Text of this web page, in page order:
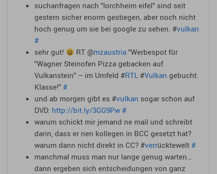
suchanfragen nach "lorchheim eifel" sind seit
gestern sicher enorm gestiegen, aber noch nicht
hoch genug um sie bei google zu sehen. #vulkan
#
sehr gut!
RT @mzaustria "Werbespot für
"Wagner Steinofen Pizza gebacken auf
Vulkanstein" – im Umfeld #RTL #Vulkan gebucht.
Klasse!" #
und ab morgen gibt es #vulkan sogar schon auf
DVD: http://bit.ly/3GG9Pw #
warum schickt mir jemand ne mail und schreibt
darin, dass er nen kollegen in BCC gesetzt hat?
warum dann nicht direkt in CC? #verrücktewelt #
manchmal muss man nur lange genug warten…
dann ergeben sich entscheidungen von ganz